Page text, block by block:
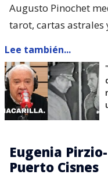
Augusto Pinochet
tarot, cartas astrales
Lee también...
Eugenia
Puerto Cisnes